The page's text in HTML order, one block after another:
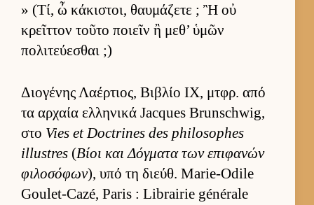
» (Τί, ὦ κάκιστοι, θαυ­μάζετε ; Ἢ οὐ
κρεῖτ­τον τοῦτο ποιεῖν ἢ μεθ’ ὑμῶν
πολιτεύ­εσθαι ;)
Διο­γένης Λαέρ­τιος, Βιβλίο IX, μτ­φρ. από
τα αρ­χαία ελ­ληνικά Jacques Brunschwig,
στο Vies et Doctrines des philosophes
illustres (Βίοι και Δόγ­ματα των επιφανών
φιλοσόφων), υπό τη διεύθ. Marie-Odile
Goulet-Cazé, Paris : Librairie générale